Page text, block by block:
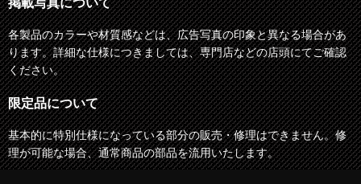
各製品のカラーや材質感などは、広告写真の印象と異なる場合があ
ります。詳細な仕様につきましては、専門店などの店頭にてご確認
ください。
限定品について
基本的に特別仕様になっている部分の販売・修理はできません。修
理が可能な場合、通常商品の部品を流用いたします。